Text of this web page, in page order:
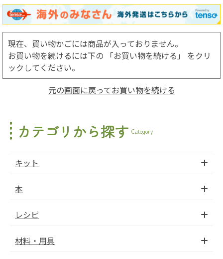
現在、買い物かごには商品が入っておりません。
お買い物を続けるには下の 「お買い物を続ける」 をクリ
ックしてください。
元の画面に戻ってお買い物を続ける
カテゴリから探す Category
キット
本
レシピ
材料・用具